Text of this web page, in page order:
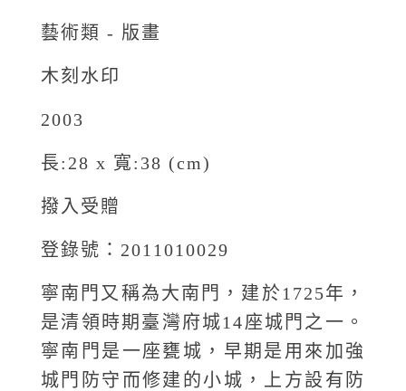
藝術類 - 版畫
木刻水印
2003
長:28 x 寬:38 (cm)
撥入受贈
登錄號：2011010029
寧南門又稱為大南門，建於1725年，
是清領時期臺灣府城14座城門之一。
寧南門是一座甕城，早期是用來加強
城門防守而修建的小城，上方設有防